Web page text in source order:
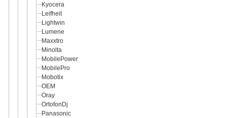
Kyocera
Leifheit
Lightwin
Lumene
Maxxtro
Minolta
MobilePower
MobilePro
Mobotix
OEM
Oray
OrtofonDj
Panasonic